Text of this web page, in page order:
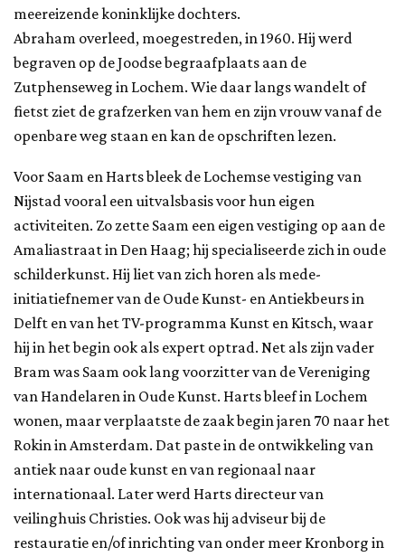
meereizende koninklijke dochters.
Abraham overleed, moegestreden, in 1960. Hij werd
begraven op de Joodse begraafplaats aan de
Zutphenseweg in Lochem. Wie daar langs wandelt of
fietst ziet de grafzerken van hem en zijn vrouw vanaf de
openbare weg staan en kan de opschriften lezen.
Voor Saam en Harts bleek de Lochemse vestiging van
Nijstad vooral een uitvalsbasis voor hun eigen
activiteiten. Zo zette Saam een eigen vestiging op aan de
Amaliastraat in Den Haag; hij specialiseerde zich in oude
schilderkunst. Hij liet van zich horen als mede-
initiatiefnemer van de Oude Kunst- en Antiekbeurs in
Delft en van het TV-programma Kunst en Kitsch, waar
hij in het begin ook als expert optrad. Net als zijn vader
Bram was Saam ook lang voorzitter van de Vereniging
van Handelaren in Oude Kunst. Harts bleef in Lochem
wonen, maar verplaatste de zaak begin jaren 70 naar het
Rokin in Amsterdam. Dat paste in de ontwikkeling van
antiek naar oude kunst en van regionaal naar
internationaal. Later werd Harts directeur van
veilinghuis Christies. Ook was hij adviseur bij de
restauratie en/of inrichting van onder meer Kronborg in